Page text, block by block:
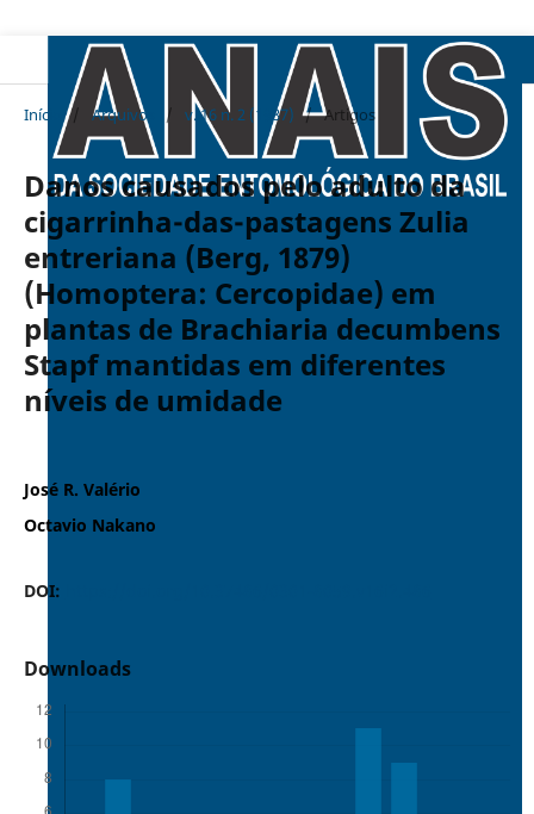
Início / Arquivos / v. 16 n. 2 (1987) / Artigos
Danos causados pelo adulto da
cigarrinha-das-pastagens Zulia
entreriana (Berg, 1879)
(Homoptera: Cercopidae) em
plantas de Brachiaria decumbens
Stapf mantidas em diferentes
níveis de umidade
José R. Valério
Octavio Nakano
DOI:
Downloads